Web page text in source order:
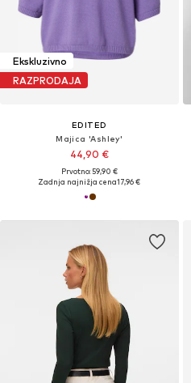
Ekskluzivno
RAZPRODAJA
EDITED
Majica 'Ashley'
44,90 €
Prvotno: 59,90 €
Zadnja najnižja cena17,96 €